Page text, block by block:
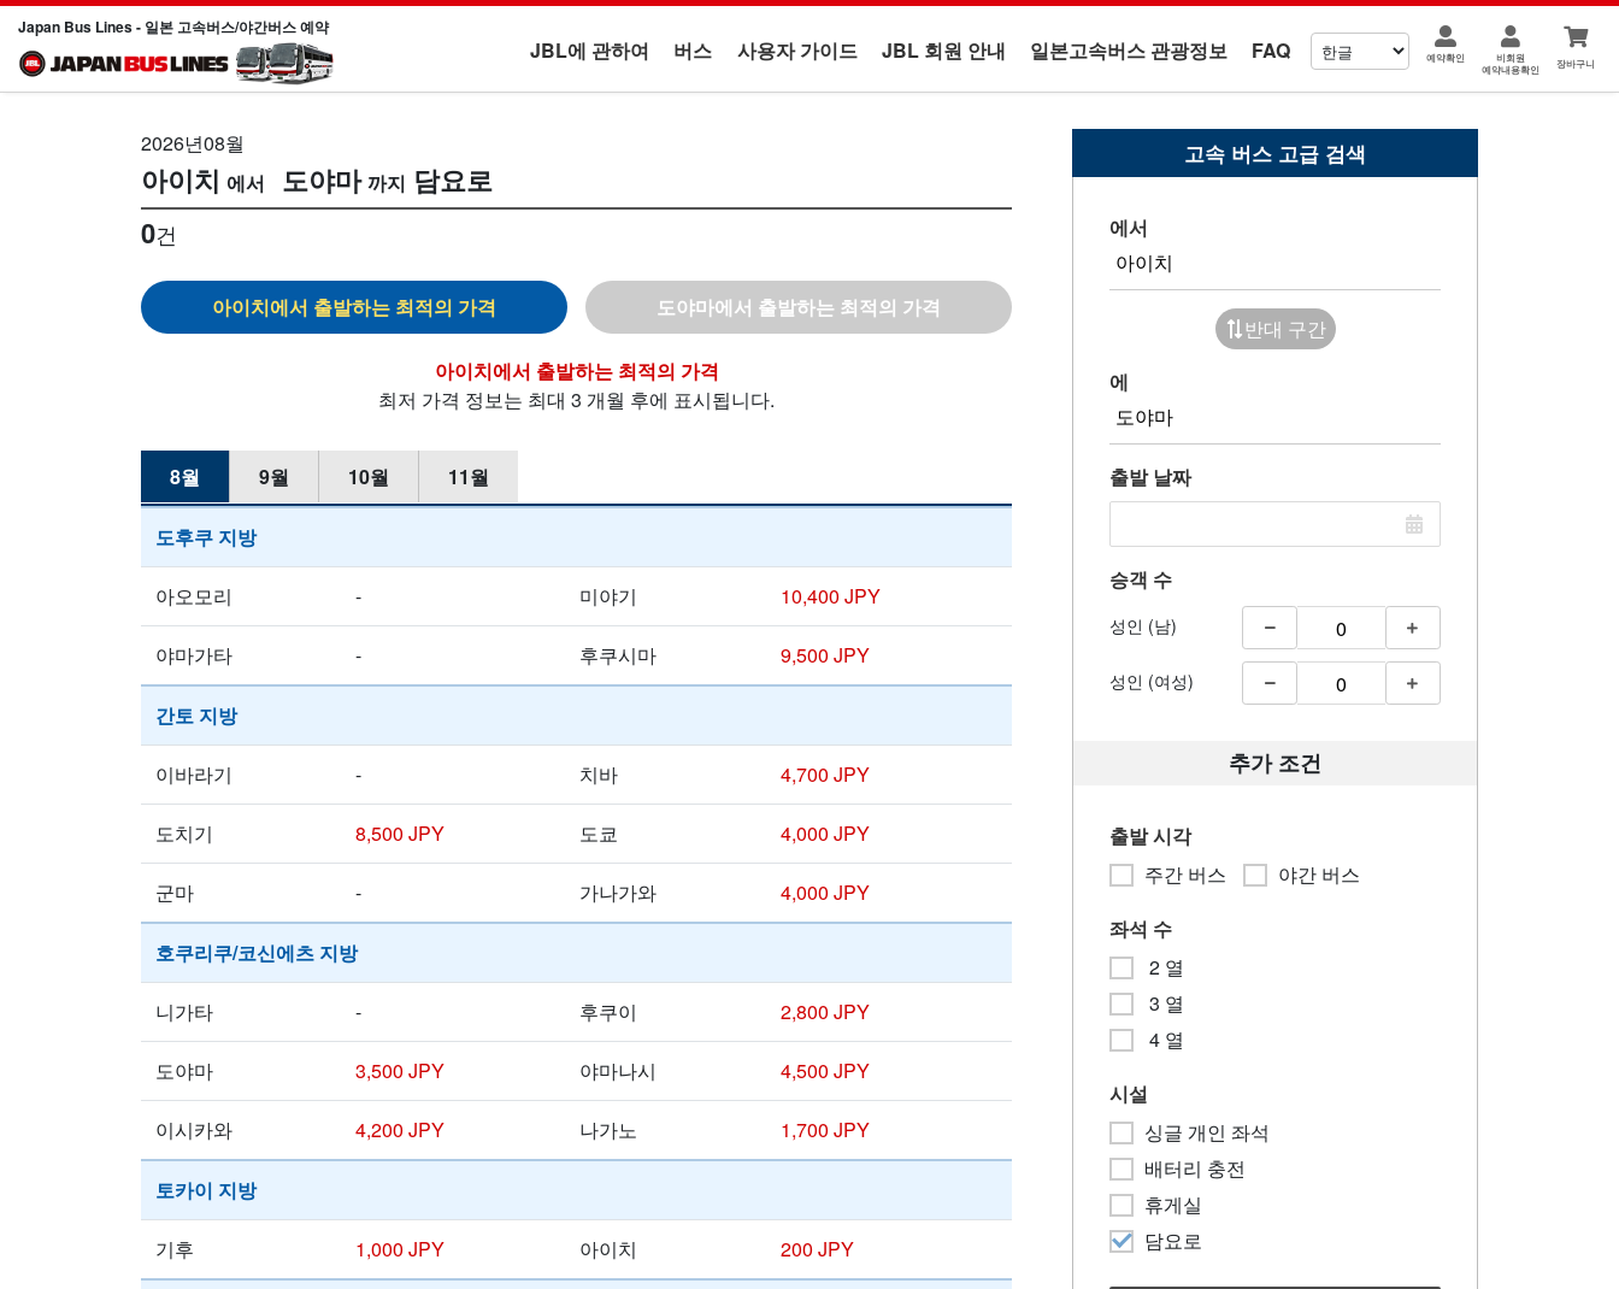
Japan Bus Lines - 일본 고속버스/야간버스 예약
JBL에 관하여 버스 사용자 가이드 JBL 회원 안내 일본고속버스 관광정보 FAQ 예약확인
비회원
예약내용확인
장바구니
2026년08월
아이치 도야마
담요로
0건
아이치 도야마
아이치
최저 가격 정보는 최대 3 개월 후에 표시됩니다.
8월 9월 10월 11월
도후쿠 지방
아오모리 - 미야기 10,400 JPY
야마가타 - 후쿠시마 9,500 JPY
간토 지방
이바라기 - 치바 4,700 JPY
도치기 8,500 JPY 도쿄 4,000 JPY
군마 - 가나가와 4,000 JPY
호쿠리쿠/코신에츠 지방
니가타 - 후쿠이 2,800 JPY
도야마 3,500 JPY 야마나시 4,500 JPY
이시카와 4,200 JPY 나가노 1,700 JPY
토카이 지방
기후 1,000 JPY 아이치 200 JPY
고속 버스 고급 검색
에서
반대 구간
에
출발 날짜
승객 수
성인 (남)
성인 (여성)
추가 조건
출발 시각
주간 버스
야간 버스
좌석 수
2 열
3 열
4 열
시설
싱글 개인 좌석
배터리 충전
휴게실
담요로